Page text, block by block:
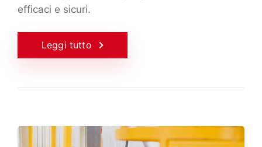
efficaci e sicuri.
Leggi tutto